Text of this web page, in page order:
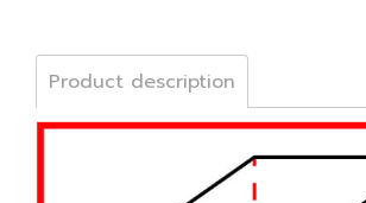
Product description